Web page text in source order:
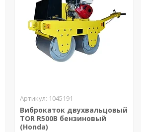
1045191
Виброкаток двухвальцовый
TOR R500B бензиновый
(Honda)